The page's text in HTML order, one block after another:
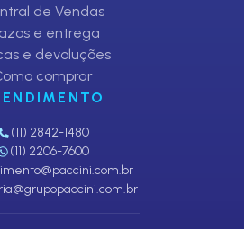
de Vendas
e entrega
e devoluções
comprar
(11) 2842-1480
(11) 2206-7600